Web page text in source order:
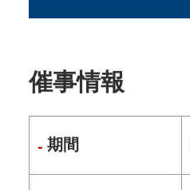
催事情報
期間